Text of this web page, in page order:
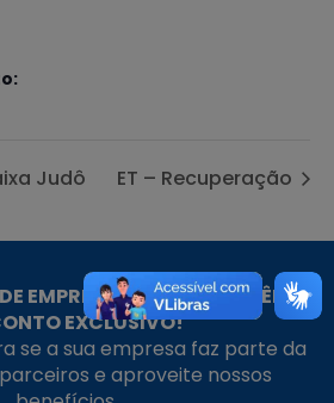
Judô ET – Recuperação
EMPRESAS PARCEIRAS TÊM
EXCLUSIVO!
se a sua empresa faz parte da
e aproveite nossos